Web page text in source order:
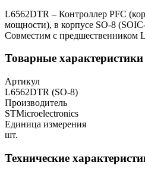
L6562DTR – Контроллер PFC
мощности), в корпусе SO-8
Совместим с предшественником
Товарные характеристики
Артикул
L6562DTR (SO-8)
Производитель
STMicroelectronics
Единица измерения
шт.
Технические